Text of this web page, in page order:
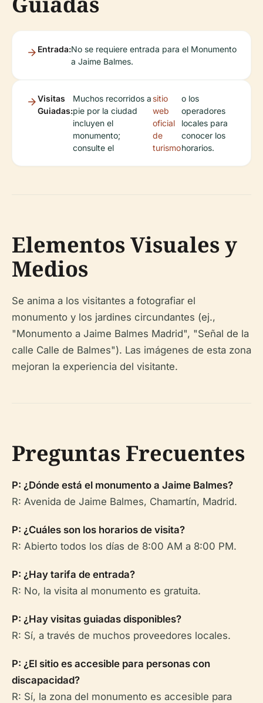
Entrada:No se requiere entrada para el Monumento
a Jaime Balmes.
Visitas
Guiadas:
Muchos recorridos a
pie por la ciudad
incluyen el
monumento;
consulte el
sitio
web
oficial
de
turismo
o los
operadores
locales para
conocer los
horarios.
Elementos Visuales y
Medios
Se anima a los visitantes a fotografiar el
monumento y los jardines circundantes (ej.,
"Monumento a Jaime Balmes Madrid", "Señal de la
calle Calle de Balmes"). Las imágenes de esta zona
mejoran la experiencia del visitante.
Preguntas Frecuentes
P: ¿Dónde está el monumento a Jaime Balmes?
R: Avenida de Jaime Balmes, Chamartín, Madrid.
P: ¿Cuáles son los horarios de visita?
R: Abierto todos los días de 8:00 AM a 8:00 PM.
P: ¿Hay tarifa de entrada?
R: No, la visita al monumento es gratuita.
P: ¿Hay visitas guiadas disponibles?
R: Sí, a través de muchos proveedores locales.
P: ¿El sitio es accesible para personas con
discapacidad?
R: Sí, la zona del monumento es accesible para